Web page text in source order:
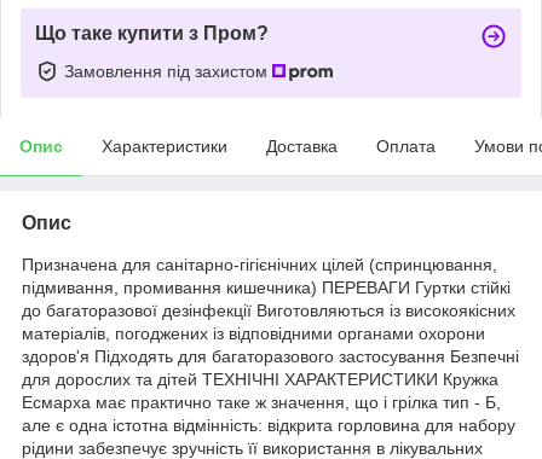
Що таке купити з Пром?
Замовлення під захистом
Опис Характеристики Доставка Оплата Умови
Опис
Призначена для санітарно-гігієнічних цілей (спринцювання,
підмивання, промивання кишечника) ПЕРЕВАГИ Гуртки стійкі
до багаторазової дезінфекції Виготовляються із високоякісних
матеріалів, погоджених із відповідними органами охорони
здоров'я Підходять для багаторазового застосування Безпечні
для дорослих та дітей ТЕХНІЧНІ ХАРАКТЕРИСТИКИ Кружка
Есмарха має практично таке ж значення, що і грілка тип - Б,
але є одна істотна відмінність: відкрита горловина для набору
рідини забезпечує зручність її використання в лікувальних